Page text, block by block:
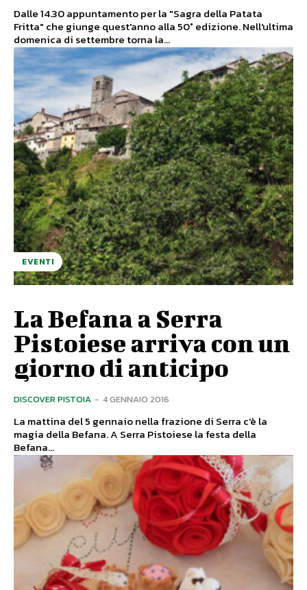
Dalle 14.30 appuntamento per la "Sagra della Patata
Fritta" che giunge quest'anno alla 50° edizione. Nell'ultima
domenica di settembre torna la...
EVENTI
La Befana a Serra
Pistoiese arriva con un
giorno di anticipo
DISCOVER PISTOIA - 4 GENNAIO 2016
La mattina del 5 gennaio nella frazione di Serra c'è la
magia della Befana. A Serra Pistoiese la festa della
Befana...